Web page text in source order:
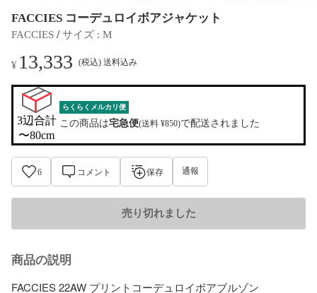
FACCIES コーデュロイボアジャケット
FACCIES / サイズ : M
¥ 13,333 (税込) 送料込み
3辺合計
〜80cm
らくらくメルカリ便
この商品は宅急便(送料 ¥850)で配送されました
6 コメント 保存 通報
売り切れました
商品の説明
FACCIES 22AW プリントコーデュロイボアブルゾン